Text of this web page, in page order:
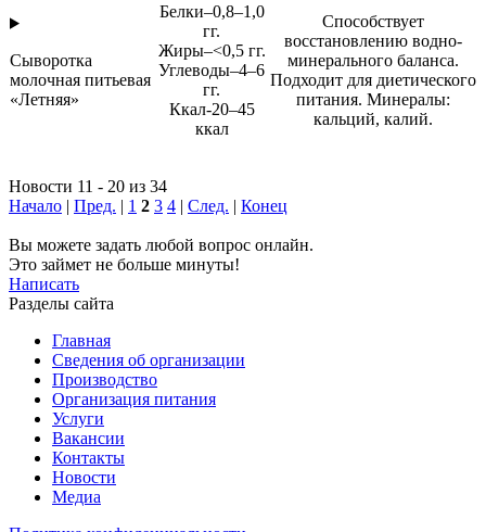
Сыворотка
молочная питьевая
«Летняя»
Белки–0,8–1,0
гг.
Жиры–<0,5 гг.
Углеводы–4–6
гг.
Ккал-20–45
ккал
Способствует
восстановлению водно-
минерального баланса.
Подходит для диетического
питания. Минералы:
кальций, калий.
Новости 11 - 20 из 34
Начало | Пред. | 1 2 3 4 | След. | Конец
Вы можете задать любой вопрос онлайн.
Это займет не больше минуты!
Написать
Разделы сайта
Главная
Сведения об организации
Производство
Организация питания
Услуги
Вакансии
Контакты
Новости
Медиа